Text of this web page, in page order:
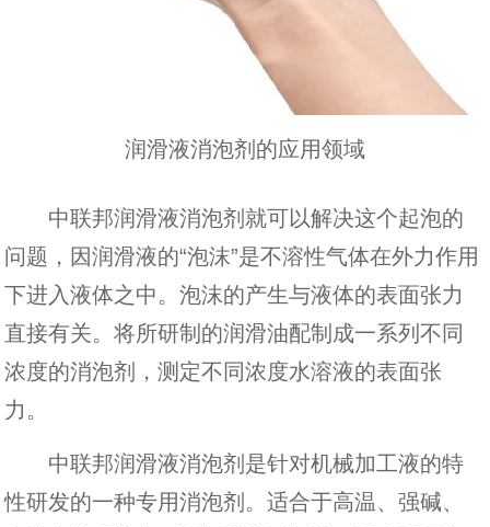
润滑液消泡剂的应用领域
中联邦润滑液消泡剂就可以解决这个起泡的
问题，因润滑液的“泡沫”是不溶性气体在外力作用
下进入液体之中。泡沫的产生与液体的表面张力
直接有关。将所研制的润滑油配制成一系列不同
浓度的消泡剂，测定不同浓度水溶液的表面张
力。
中联邦润滑液消泡剂是针对机械加工液的特
性研发的一种专用消泡剂。适合于高温、强碱、